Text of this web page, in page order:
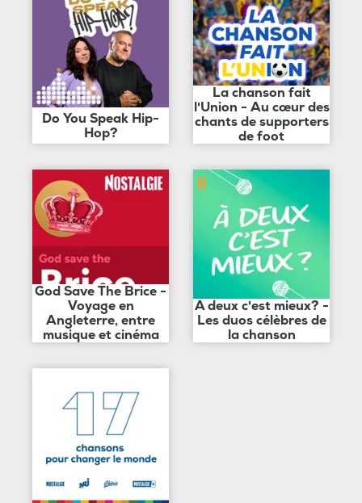
Do You Speak Hip-
Hop?
La chanson fait
l'Union - Au cœur des
chants de supporters
de foot
God Save The Brice -
Voyage en
Angleterre, entre
musique et cinéma
A deux c'est mieux? -
Les duos célèbres de
la chanson